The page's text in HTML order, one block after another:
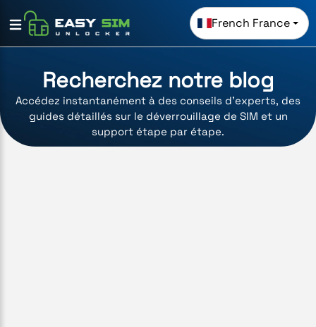
French France
Recherchez notre blog
Accédez instantanément à des conseils d'experts, des
guides détaillés sur le déverrouillage de SIM et un
support étape par étape.